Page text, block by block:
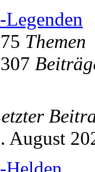
Legenden
Themen
August